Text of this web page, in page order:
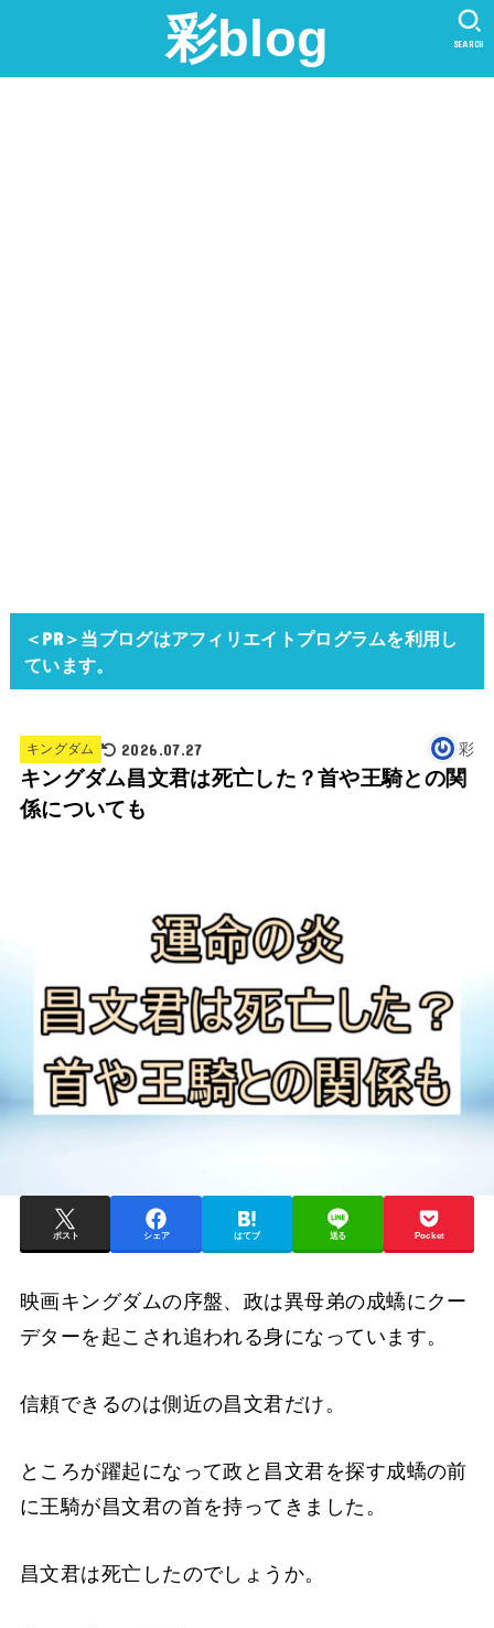
彩blog SEARCH
＜PR＞当ブログはアフィリエイトプログラムを利用し
ています。
キングダム 2026.07.27 彩
キングダム昌文君は死亡した？首や王騎との関
係についても
ポスト シェア はてブ 送る Pocket
映画キングダムの序盤、政は異母弟の成蟜にクー
デターを起こされ追われる身になっています。
信頼できるのは側近の昌文君だけ。
ところが躍起になって政と昌文君を探す成蟜の前
に王騎が昌文君の首を持ってきました。
昌文君は死亡したのでしょうか。